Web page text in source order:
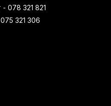
078 321 821
321 306